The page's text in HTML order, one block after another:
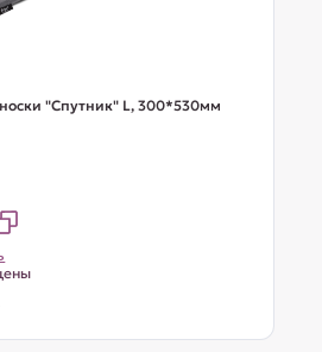
"Спутник" L, 300*530мм